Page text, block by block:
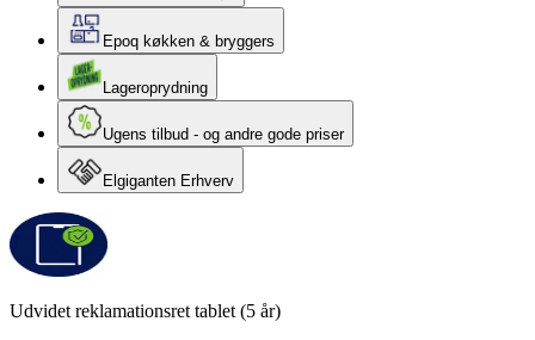
Epoq køkken & bryggers
Lageroprydning
Ugens tilbud - og andre gode priser
Elgiganten Erhverv
Udvidet reklamationsret tablet (5 år)